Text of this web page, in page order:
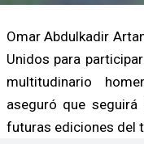
Omar Abdulkadir
Unidos para
multitudinario
aseguró que
futuras ediciones del